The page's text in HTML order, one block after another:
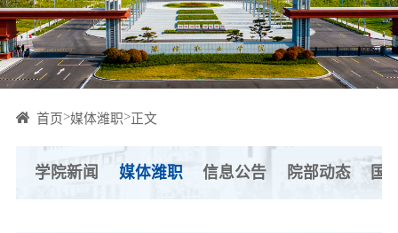
学院新闻 媒体潍职 信息公告 院部动态 国
首页>媒体潍职>正文